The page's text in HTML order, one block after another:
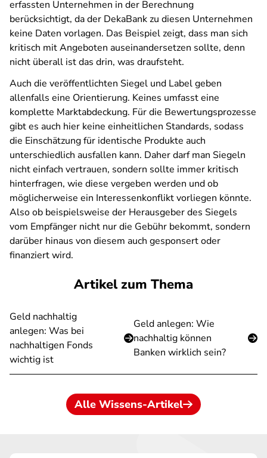
erfassten Unternehmen in der Berechnung
berücksichtigt, da der DekaBank zu diesen Unternehmen
keine Daten vorlagen. Das Beispiel zeigt, dass man sich
kritisch mit Angeboten auseinandersetzen sollte, denn
nicht überall ist das drin, was draufsteht.
Auch die veröffentlichten Siegel und Label geben
allenfalls eine Orientierung. Keines umfasst eine
komplette Marktabdeckung. Für die Bewertungsprozesse
gibt es auch hier keine einheitlichen Standards, sodass
die Einschätzung für identische Produkte auch
unterschiedlich ausfallen kann. Daher darf man Siegeln
nicht einfach vertrauen, sondern sollte immer kritisch
hinterfragen, wie diese vergeben werden und ob
möglicherweise ein Interessenkonflikt vorliegen könnte.
Also ob beispielsweise der Herausgeber des Siegels
vom Empfänger nicht nur die Gebühr bekommt, sondern
darüber hinaus von diesem auch gesponsert oder
finanziert wird.
Artikel zum Thema
Geld nachhaltig
anlegen: Was bei
nachhaltigen Fonds
wichtig ist
Geld anlegen: Wie
nachhaltig können
Banken wirklich sein?
Alle Wissens-Artikel